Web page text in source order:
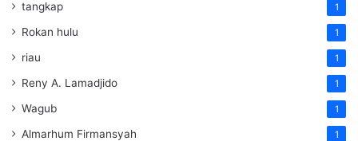
tangkap 1
Rokan hulu 1
riau 1
Reny A. Lamadjido 1
Wagub 1
Almarhum Firmansyah 1